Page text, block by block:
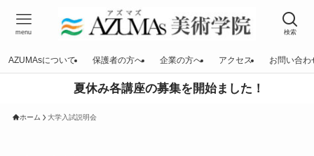
検索
menu
AZUMAsについて 保護者の方へ 企業の方へ アクセス お問い合わ
夏休み各講座の募集を開始ました！
ホーム 大学入試説明会